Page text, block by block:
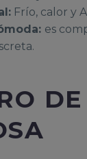
Frío, calor y
es